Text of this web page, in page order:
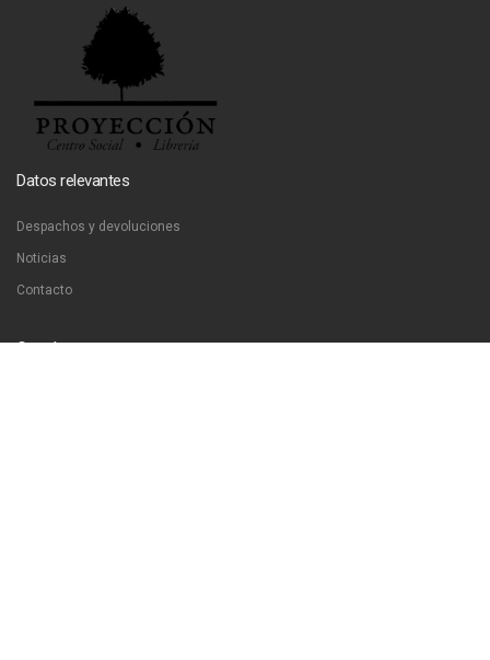
Datos relevantes
Despachos y devoluciones
Noticias
Contacto
Contáctanos